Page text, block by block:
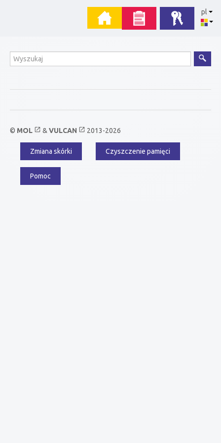
pl
Wyszukiwanie
© MOL open_in_new & VULCAN open_in_new 2013-2026
Menu
dodatkowe
Zmiana skórki Czyszczenie pamięci
Pomoc